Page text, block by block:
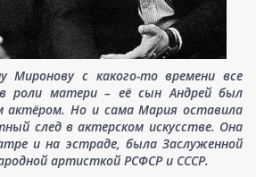
Миронову с какого-то времени все
роли матери – её сын Андрей был
актёром. Но и сама Мария оставила
след в актерском искусстве. Она
и на эстраде, была Заслуженной
артисткой РСФСР и СССР.